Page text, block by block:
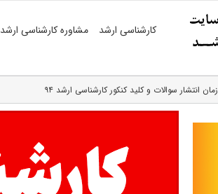
کارشناسی ارشد مشاوره کارشناسی ارشد
زمان انتشار سوالات و کلید کنکور کارشناسی ارشد ۹۴